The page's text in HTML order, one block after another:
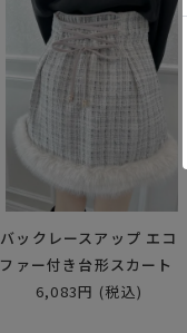
バックレースアップ エコ
ファー付き台形スカート
6,083円 (税込)